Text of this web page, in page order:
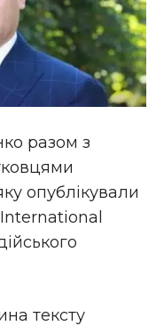
разом з
опублікували
тексту